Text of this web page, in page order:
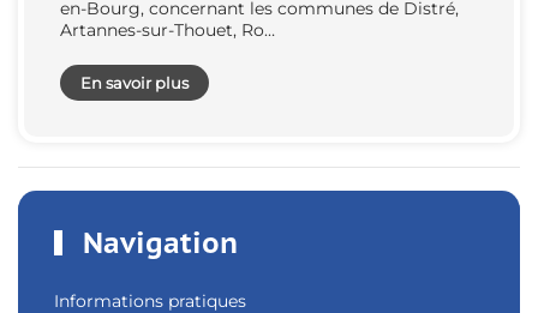
en-Bourg, concernant les communes de Distré,
Artannes-sur-Thouet, Ro…
En savoir plus
Navigation
Informations pratiques